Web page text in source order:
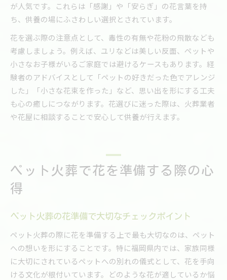
が人気です。これらは「感謝」や「安らぎ」の花言葉を持
ち、供養の場にふさわしい選択とされています。
花を選ぶ際の注意点として、毒性の有無や花粉の飛散なども
考慮しましょう。例えば、ユリなどは美しい反面、ペットや
小さなお子様がいるご家庭では避けるケースもあります。経
験者のアドバイスとして「ペットの好きだった色でアレンジ
した」「小さな花束を作った」など、思い出を形にする工夫
も心の癒しにつながります。花選びに迷った際は、火葬業者
や花屋に相談することで安心して供養が行えます。
ペット火葬で花を準備する際の心
得
ペット火葬の花準備で大切なチェックポイント
ペット火葬の際に花を準備する上で最も大切なのは、ペット
への想いを形にすることです。特に福岡県内では、家族同様
に大切にされているペットへの別れの儀式として、花を手向
ける文化が根付いています。どのような花が適しているか悩